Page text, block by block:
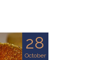
28
October